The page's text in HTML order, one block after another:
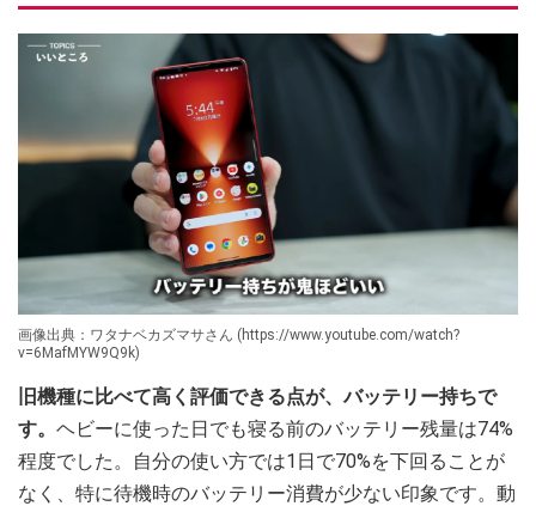
画像出典：ワタナベカズマサさん (https://www.youtube.com/watch?
v=6MafMYW9Q9k)
旧機種に比べて高く評価できる点が、バッテリー持ちで
す。 ヘビーに使った日でも寝る前のバッテリー残量は74%
程度でした。自分の使い方では1日で70%を下回ることが
なく、特に待機時のバッテリー消費が少ない印象です。動